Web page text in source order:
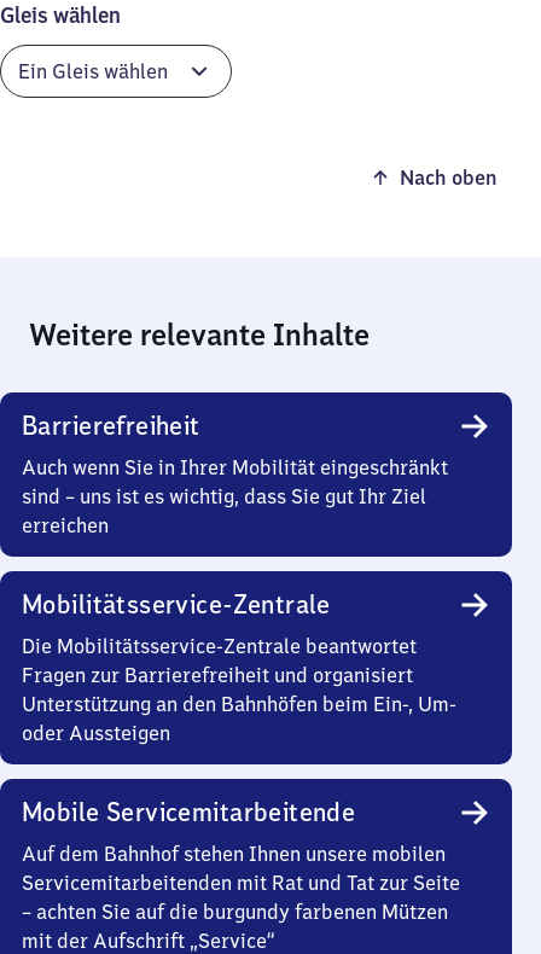
Gleis wählen
Nach oben
Weitere relevante Inhalte
Barrierefreiheit
Auch wenn Sie in Ihrer Mobilität eingeschränkt
sind – uns ist es wichtig, dass Sie gut Ihr Ziel
erreichen
Mobilitätsservice-Zentrale
Die Mobilitätsservice-Zentrale beantwortet
Fragen zur Barrierefreiheit und organisiert
Unterstützung an den Bahnhöfen beim Ein-, Um-
oder Aussteigen
Mobile Servicemitarbeitende
Auf dem Bahnhof stehen Ihnen unsere mobilen
Servicemitarbeitenden mit Rat und Tat zur Seite
– achten Sie auf die burgundy farbenen Mützen
mit der Aufschrift „Service“